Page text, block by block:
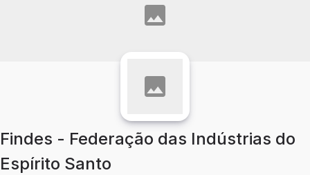
Findes - Federação das Indústrias do
Espírito Santo